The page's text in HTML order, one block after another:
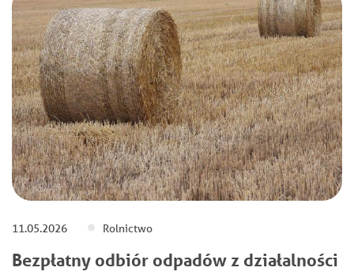
11.05.2026 Rolnictwo
Bezpłatny odbiór odpadów z działalności